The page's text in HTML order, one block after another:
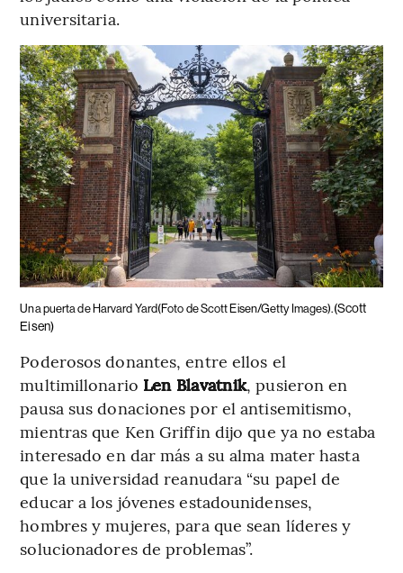
universitaria.
Una puerta de Harvard Yard(Foto de Scott Eisen/Getty Images).(Scott
Eisen)
Poderosos donantes, entre ellos el
multimillonario Len Blavatnik, pusieron en
pausa sus donaciones por el antisemitismo,
mientras que Ken Griffin dijo que ya no estaba
interesado en dar más a su alma mater hasta
que la universidad reanudara “su papel de
educar a los jóvenes estadounidenses,
hombres y mujeres, para que sean líderes y
solucionadores de problemas”.